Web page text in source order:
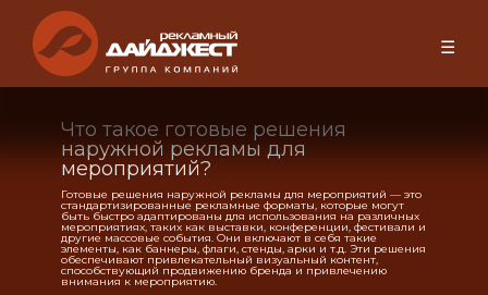
☰
Что такое готовые решения
наружной рекламы для
мероприятий?
Готовые решения наружной рекламы для мероприятий — это
стандартизированные рекламные форматы, которые могут
быть быстро адаптированы для использования на различных
мероприятиях, таких как выставки, конференции, фестивали и
другие массовые события. Они включают в себя такие
элементы, как баннеры, флаги, стенды, арки и т.д. Эти решения
обеспечивают привлекательный визуальный контент,
способствующий продвижению бренда и привлечению
внимания к мероприятию.